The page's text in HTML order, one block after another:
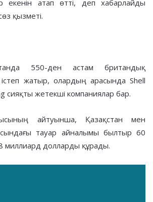
екенін атап өтті, деп хабарлайды
қызметі.
550-ден астам британдық
жатыр, олардың арасында Shell
сияқты жетекші компаниялар бар.
айтуынша, Қазақстан мен
тауар айналымы былтыр 60
миллиард долларды құрады.